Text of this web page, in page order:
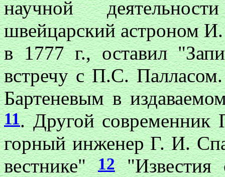
научной
швейцарский астроном
в 1777 г., оставил
встречу с П.С.
Бартеневым в
11. Другой современник
горный инженер Г. И.
вестнике"12"Известия